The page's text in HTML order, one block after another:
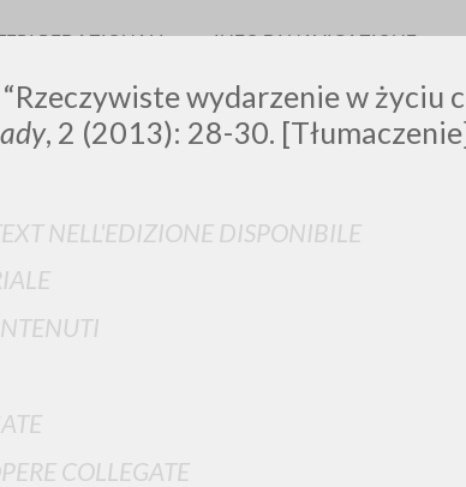
wydarzenie w życiu
, 2 (2013): 28-30.
NELL'EDIZIONE DISPONIBILE
COLLEGATE
scritti
REDAZIONALI INFO DI NAVIGAZIONE